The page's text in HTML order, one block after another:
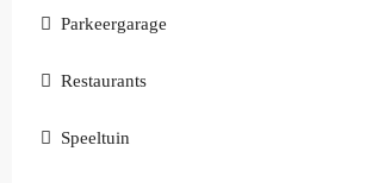
Parkeergarage
Restaurants
Speeltuin